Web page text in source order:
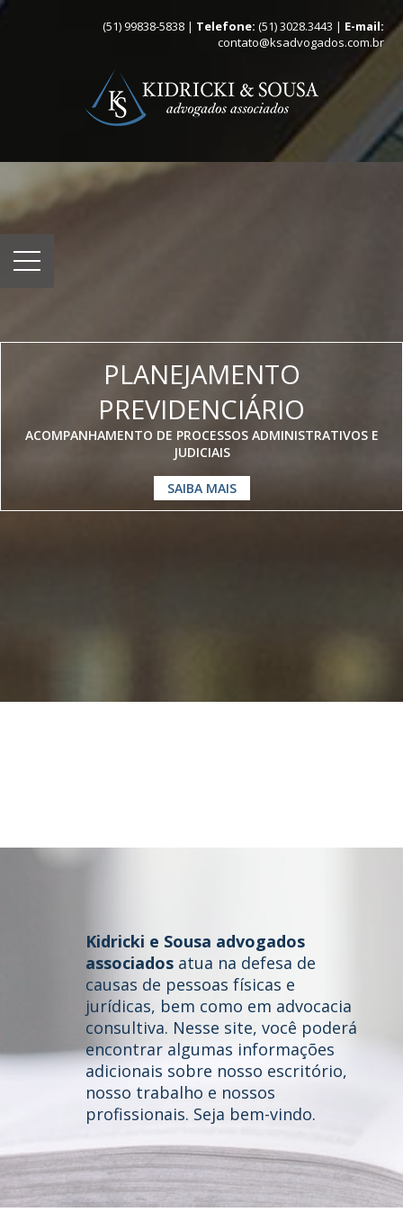
(51) 99838-5838 | Telefone: (51) 3028.3443 | E-mail:
contato@ksadvogados.com.br
Home
Quem somos
Áreas de Atuação
Profissionais
PLANEJAMENTO
PREVIDENCIÁRIO
ACOMPANHAMENTO DE PROCESSOS ADMINISTRATIVOS E
JUDICIAIS
SAIBA MAIS
Kidricki e Sousa advogados
associadosatua na defesa de
causas de pessoas físicas e
jurídicas, bem como em advocacia
consultiva. Nesse site, você poderá
encontrar algumas informações
adicionais sobre nosso escritório,
nosso trabalho e nossos
profissionais. Seja bem-vindo.